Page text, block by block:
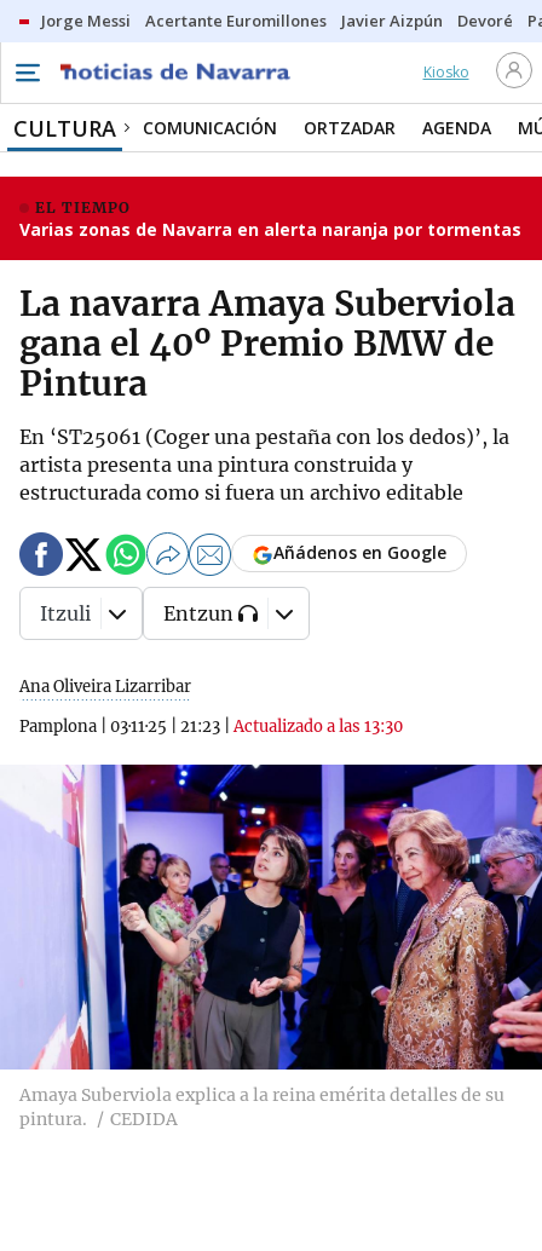
Jorge Messi Acertante Euromillones Javier Aizpún Devoré
Kiosko
CULTURA COMUNICACIÓN ORTZADAR AGENDA
EL TIEMPO
Varias zonas de Navarra en alerta naranja por tormentas
La navarra Amaya Suberviola
gana el 40º Premio BMW de
Pintura
En ‘ST25061 (Coger una pestaña con los dedos)’, la
artista presenta una pintura construida y
estructurada como si fuera un archivo editable
Ana Oliveira Lizarribar
Pamplona
03·11·25 21:23 |Actualizado a las 13:30
Añádenos en Google
Itzuli Entzun
Amaya Suberviola explica a la reina emérita detalles de su
pintura.
CEDIDA